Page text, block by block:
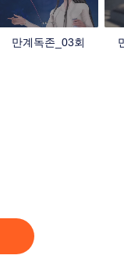
만계독존_03회